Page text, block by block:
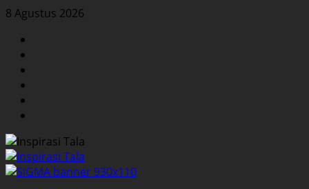
Skip
content
8 Agustus 2026